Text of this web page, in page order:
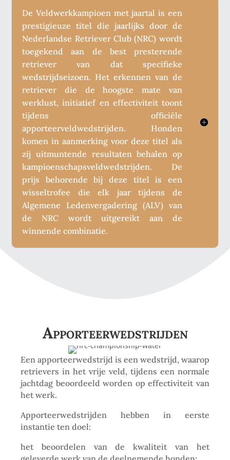
De Veldwerkkampioen met jaartal is een
prestigieuze titel die jaarlijks door de
Nederlandse Retriever Club (NRC) wordt
toegekend aan de best presterende
retriever van dat specifieke
wedstrijdseizoen. Het erkennen van de
retriever die de hoogste mate van
werklust, initiatief en effectiviteit toont
tijdens officiële
apporteerveldwedstrijden. Honden
komen in aanmerking voor deze titel als
zij uitmuntende resultaten behalen op
kampioenschapsveldwedstrijden. De
prijs behorende bij deze titel is een
wisseltrofee die elk jaar tijdens de
Algemene Ledenvergadering (ALV) van
de NRC wordt uitgereikt aan de
winnende combinatie.
Apporteerwedstrijden
Een apporteerwedstrijd is een wedstrijd, waarop
retrievers in het vrije veld, tijdens een normale
jachtdag beoordeeld worden op effectiviteit van
het werk.
Apporteerwedstrijden hebben in eerste
instantie ten doel:
het beoordelen van de kwaliteit van het